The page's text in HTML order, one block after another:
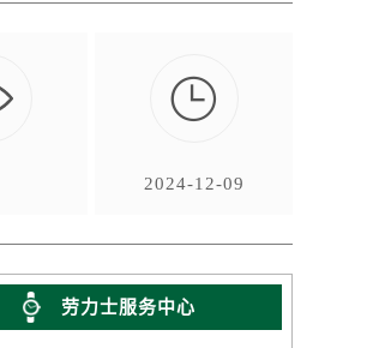

2024-12-09
劳力士服务中心